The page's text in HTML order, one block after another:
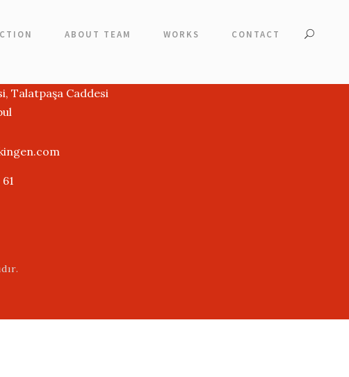
ABOUT TEAM WORKS CONTACT
Talatpaşa Caddesi